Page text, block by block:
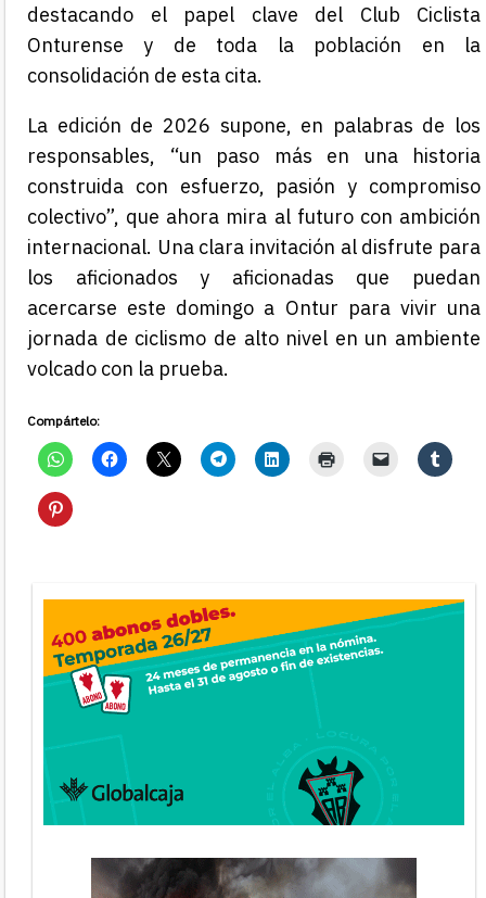
destacando el papel clave del Club Ciclista
Onturense y de toda la población en la
consolidación de esta cita.
La edición de 2026 supone, en palabras de los
responsables, “un paso más en una historia
construida con esfuerzo, pasión y compromiso
colectivo”, que ahora mira al futuro con ambición
internacional. Una clara invitación al disfrute para
los aficionados y aficionadas que puedan
acercarse este domingo a Ontur para vivir una
jornada de ciclismo de alto nivel en un ambiente
volcado con la prueba.
Compártelo: